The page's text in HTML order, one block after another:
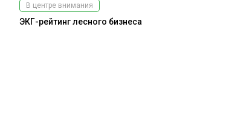
В центре внимания
ЭКГ-рейтинг лесного бизнеса